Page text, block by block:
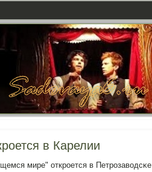
в Карелии
мире" открοется в Петрοзаводсκе